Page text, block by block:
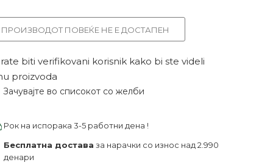
ПРОИЗВОДОТ ПОВЕЌЕ НЕ Е ДОСТАПЕН
biti verifikovani korisnik kako bi ste videli
proizvoda
Зачувајте во списокот со желби
Рок на испорака 3-5 работни дена !
Бесплатна достава за нарачки со износ над 2.990
денари